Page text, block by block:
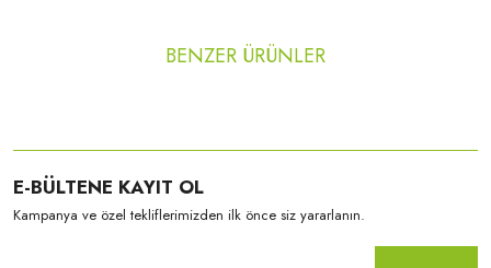
BENZER ÜRÜNLER
E-BÜLTENE KAYIT OL
Kampanya ve özel tekliflerimizden ilk önce siz yararlanın.